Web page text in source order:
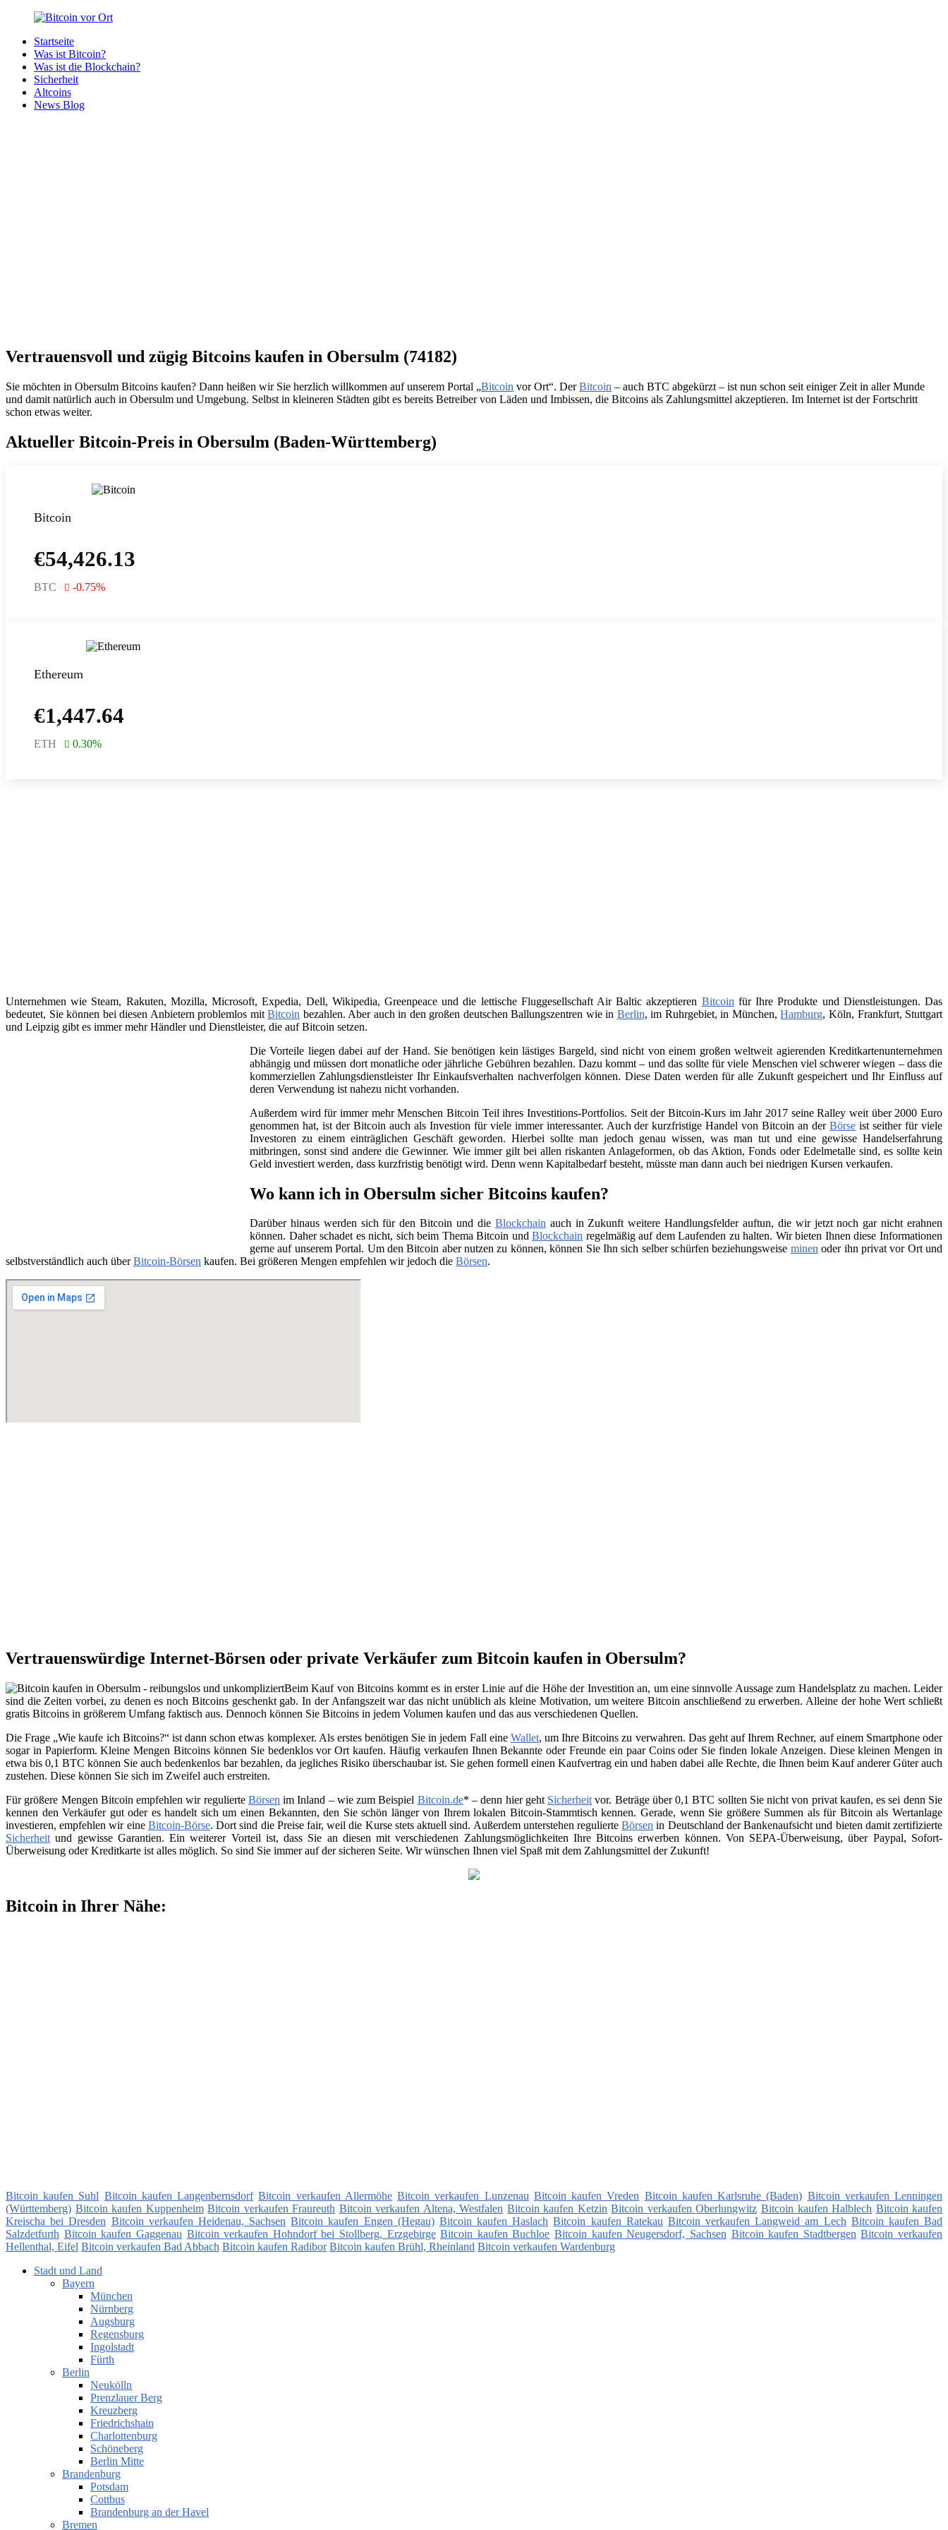
Zurück
Inhalt
Bitcoin
Bitcoins
deiner
Region
Startseite
Was ist Bitcoin?
Was ist die Blockchain?
Sicherheit
Altcoins
News Blog
Vertrauensvoll und zügig Bitcoins kaufen in Obersulm (74182)
Sie möchten in Obersulm Bitcoins kaufen? Dann heißen wir Sie herzlich willkommen auf unserem Portal „Bitcoin vor Ort“. DerBitcoin – auch BTC abgekürzt – ist nun schon seit einiger Zeit in aller Munde
und damit natürlich auch in Obersulm und Umgebung. Selbst in kleineren Städten gibt es bereits Betreiber von Läden und Imbissen, die Bitcoins als Zahlungsmittel akzeptieren. Im Internet ist der Fortschritt
schon etwas weiter.
Aktueller Bitcoin-Preis in Obersulm (Baden-Württemberg)
Bitcoin
€54,426.13
BTC -0.75%
Ethereum
€1,447.64
ETH 0.30%
Unternehmen wie Steam, Rakuten, Mozilla, Microsoft, Expedia, Dell, Wikipedia, Greenpeace und die lettische Fluggesellschaft Air Baltic akzeptieren Bitcoin für Ihre Produkte und Dienstleistungen. Das
bedeutet, Sie können bei diesen Anbietern problemlos mitBitcoin bezahlen. Aber auch in den großen deutschen Ballungszentren wie in Berlin, im Ruhrgebiet, in München,Hamburg, Köln, Frankfurt, Stuttgart
und Leipzig gibt es immer mehr Händler und Dienstleister, die auf Bitcoin setzen.
Die Vorteile liegen dabei auf der Hand. Sie benötigen kein lästiges Bargeld, sind nicht von einem großen weltweit agierenden Kreditkartenunternehmen
abhängig und müssen dort monatliche oder jährliche Gebühren bezahlen. Dazu kommt – und das sollte für viele Menschen viel schwerer wiegen – dass die
kommerziellen Zahlungsdienstleister Ihr Einkaufsverhalten nachverfolgen können. Diese Daten werden für alle Zukunft gespeichert und Ihr Einfluss auf
deren Verwendung ist nahezu nicht vorhanden.
Außerdem wird für immer mehr Menschen Bitcoin Teil ihres Investitions-Portfolios. Seit der Bitcoin-Kurs im Jahr 2017 seine Ralley weit über 2000 Euro
genommen hat, ist der Bitcoin auch als Investion für viele immer interessanter. Auch der kurzfristige Handel von Bitcoin an derBörse ist seither für viele
Investoren zu einem einträglichen Geschäft geworden. Hierbei sollte man jedoch genau wissen, was man tut und eine gewisse Handelserfahrung
mitbringen, sonst sind andere die Gewinner. Wie immer gilt bei allen riskanten Anlageformen, ob das Aktion, Fonds oder Edelmetalle sind, es sollte kein
Geld investiert werden, dass kurzfristig benötigt wird. Denn wenn Kapitalbedarf besteht, müsste man dann auch bei niedrigen Kursen verkaufen.
Wo kann ich in Obersulm sicher Bitcoins kaufen?
Darüber hinaus werden sich für den Bitcoin und die Blockchainauch in Zukunft weitere Handlungsfelder auftun, die wir jetzt noch gar nicht erahnen
können. Daher schadet es nicht, sich beim Thema Bitcoin undBlockchain regelmäßig auf dem Laufenden zu halten. Wir bieten Ihnen diese Informationen
gerne auf unserem Portal. Um den Bitcoin aber nutzen zu können, können Sie Ihn sich selber schürfen beziehungsweise minenoder ihn privat vor Ort und
selbstverständlich auch überBitcoin-Börsen kaufen. Bei größeren Mengen empfehlen wir jedoch die Börsen.
Vertrauenswürdige Internet-Börsen oder private Verkäufer zum Bitcoin kaufen in Obersulm?
Beim Kauf von Bitcoins kommt es in erster Linie auf die Höhe der Investition an, um eine sinnvolle Aussage zum Handelsplatz zu machen. Leider
sind die Zeiten vorbei, zu denen es noch Bitcoins geschenkt gab. In der Anfangszeit war das nicht unüblich als kleine Motivation, um weitere Bitcoin anschließend zu erwerben. Alleine der hohe Wert schließt
gratis Bitcoins in größerem Umfang faktisch aus. Dennoch können Sie Bitcoins in jedem Volumen kaufen und das aus verschiedenen Quellen.
Die Frage „Wie kaufe ich Bitcoins?“ ist dann schon etwas komplexer. Als erstes benötigen Sie in jedem Fall eine Wallet, um Ihre Bitcoins zu verwahren. Das geht auf Ihrem Rechner, auf einem Smartphone oder
sogar in Papierform. Kleine Mengen Bitcoins können Sie bedenklos vor Ort kaufen. Häufig verkaufen Ihnen Bekannte oder Freunde ein paar Coins oder Sie finden lokale Anzeigen. Diese kleinen Mengen in
etwa bis 0,1 BTC können Sie auch bedenkenlos bar bezahlen, da jegliches Risiko überschaubar ist. Sie gehen formell einen Kaufvertrag ein und haben dabei alle Rechte, die Ihnen beim Kauf anderer Güter auch
zustehen. Diese können Sie sich im Zweifel auch erstreiten.
Für größere Mengen Bitcoin empfehlen wir regulierte Börsen im Inland – wie zum Beispiel Bitcoin.de* – denn hier geht Sicherheit vor. Beträge über 0,1 BTC sollten Sie nicht von privat kaufen, es sei denn Sie
kennen den Verkäufer gut oder es handelt sich um einen Bekannten, den Sie schön länger von Ihrem lokalen Bitcoin-Stammtisch kennen. Gerade, wenn Sie größere Summen als für Bitcoin als Wertanlage
investieren, empfehlen wir eine Bitcoin-Börse. Dort sind die Preise fair, weil die Kurse stets aktuell sind. Außerdem unterstehen regulierteBörsen in Deutschland der Bankenaufsicht und bieten damit zertifizierte
Sicherheit und gewisse Garantien. Ein weiterer Vorteil ist, dass Sie an diesen mit verschiedenen Zahlungsmöglichkeiten Ihre Bitcoins erwerben können. Von SEPA-Überweisung, über Paypal, Sofort-
Überweisung oder Kreditkarte ist alles möglich. So sind Sie immer auf der sicheren Seite. Wir wünschen Ihnen viel Spaß mit dem Zahlungsmittel der Zukunft!
Bitcoin in Ihrer Nähe:
Bitcoin kaufen Suhl Bitcoin kaufen Langenbernsdorf Bitcoin verkaufen Allermöhe Bitcoin verkaufen Lunzenau Bitcoin kaufen Vreden Bitcoin kaufen Karlsruhe (Baden) Bitcoin verkaufen Lenningen
(Württemberg) Bitcoin kaufen Kuppenheim Bitcoin verkaufen Fraureuth Bitcoin verkaufen Altena, Westfalen Bitcoin kaufen Ketzin Bitcoin verkaufen Oberlungwitz Bitcoin kaufen Halblech Bitcoin kaufen
Kreischa bei Dresden Bitcoin verkaufen Heidenau, Sachsen Bitcoin kaufen Engen (Hegau) Bitcoin kaufen Haslach Bitcoin kaufen Ratekau Bitcoin verkaufen Langweid am Lech Bitcoin kaufen Bad
Salzdetfurth Bitcoin kaufen Gaggenau Bitcoin verkaufen Hohndorf bei Stollberg, Erzgebirge Bitcoin kaufen Buchloe Bitcoin kaufen Neugersdorf, Sachsen Bitcoin kaufen Stadtbergen Bitcoin verkaufen
Hellenthal, Eifel Bitcoin verkaufen Bad Abbach Bitcoin kaufen Radibor Bitcoin kaufen Brühl, Rheinland Bitcoin verkaufen Wardenburg
Stadt und Land
Bayern
München
Nürnberg
Augsburg
Regensburg
Ingolstadt
Fürth
Berlin
Neukölln
Prenzlauer Berg
Kreuzberg
Friedrichshain
Charlottenburg
Schöneberg
Berlin Mitte
Brandenburg
Potsdam
Cottbus
Brandenburg an der Havel
Bremen